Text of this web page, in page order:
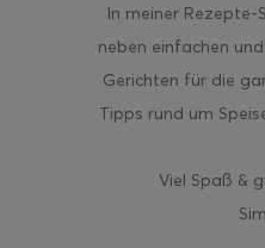
In meiner
neben einfachen
Gerichten für die
Tipps rund um
Viel Spaß &